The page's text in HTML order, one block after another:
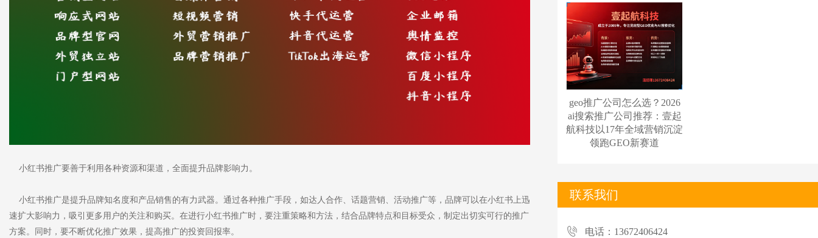
小红书推广要善于利用各种资源和渠道，全面提升品牌影响力。
小红书推广是提升品牌知名度和产品销售的有力武器。通过各种推广手段，如达人合作、话题营销、活动推广等，品牌可以在小红书上迅
速扩大影响力，吸引更多用户的关注和购买。在进行小红书推广时，要注重策略和方法，结合品牌特点和目标受众，制定出切实可行的推广
方案。同时，要不断优化推广效果，提高推广的投资回报率。
geo推广公司怎么选？2026
ai搜索推广公司推荐：壹起
航科技以17年全域营销沉淀
领跑GEO新赛道
联系我们
电话：13672406424